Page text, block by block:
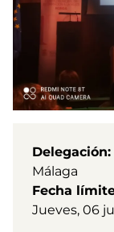
Delegación
Málaga
Fecha
Jueves, 06